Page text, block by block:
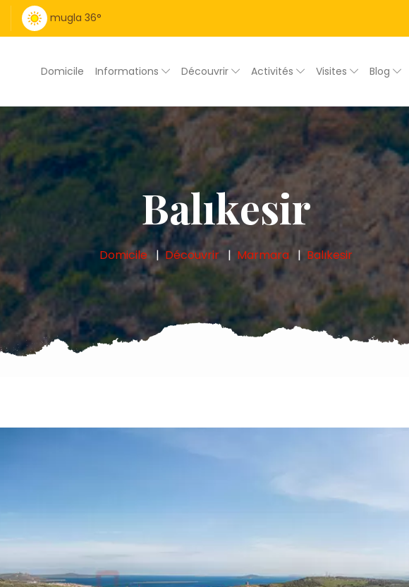
mugla 36°
Domicile Informations Découvrir Activités Visites Blog
Balıkesir
Domicile Découvrir Marmara Balıkesir